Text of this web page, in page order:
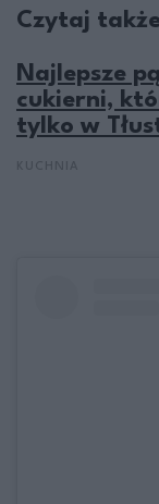
Czytaj
Najlepsze
cukierni,
tylko w